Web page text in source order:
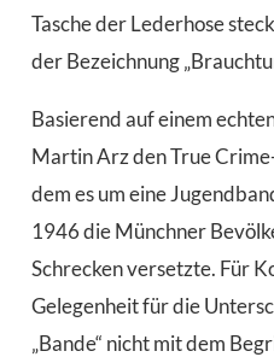
Tasche der Lederhose
der Bezeichnung
Basierend auf einem
Martin Arz den True
dem es um eine
1946 die Münchner
Schrecken versetzte. Für
Gelegenheit für die
„Bande“ nicht mit dem